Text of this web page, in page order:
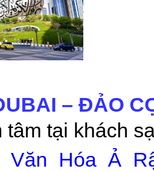
– ĐẢO
tâm tại khách
Văn Hóa Ả